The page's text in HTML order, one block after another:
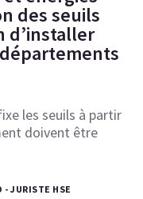
des seuils
d’installer
les seuils à partir
doivent être
- JURISTE HSE